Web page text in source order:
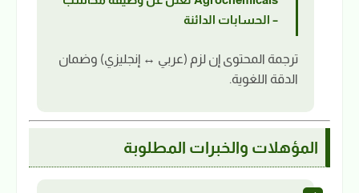
– الحسابات الدائنة
ترجمة المحتوى إن لزم (عربي ↔ إنجليزي) وضمان
الدقة اللغوية.
المؤهلات والخبرات المطلوبة